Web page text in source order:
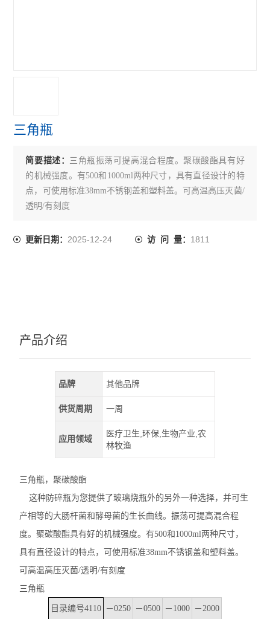
三角瓶
简要描述： 三角瓶振荡可提高混合程度。聚碳酸酯具有好
的机械强度。有500和1000ml两种尺寸，具有直径设计的特
点，可使用标准38mm不锈钢盖和塑料盖。可高温高压灭菌/
透明/有刻度
更新日期：2025-12-24 访 问 量： 1811
产品介绍
品牌 其他品牌
供货周期 一周
应用领域
医疗卫生,环保,生物产业,农
林牧渔
三角瓶，聚碳酸酯
这种防碎瓶为您提供了玻璃烧瓶外的另外一种选择，并可生
产相等的大肠杆菌和酵母菌的生长曲线。振荡可提高混合程
度。聚碳酸酯具有好的机械强度。有500和 1000ml两种尺寸，
具有直径设计的特点，可使用标准38mm不锈钢盖和塑料盖。
可高温高压灭菌/透明/有刻度
三角瓶
目录编号4110 －0250 －0500 － 1000 －2000